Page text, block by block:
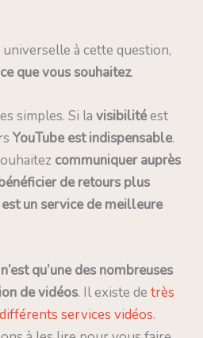
universelle à cette question,
que vous souhaitez.
simples. Si lavisibilitéest
YouTube est indispensable.
communiquer auprès
de retours plus
un service de meilleure
qu’une des nombreuses
de vidéos. Il existe detrès
services vidéos.